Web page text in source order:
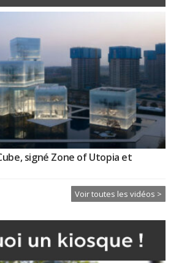
signé Zone of Utopia et
Voir toutes les vidéos >